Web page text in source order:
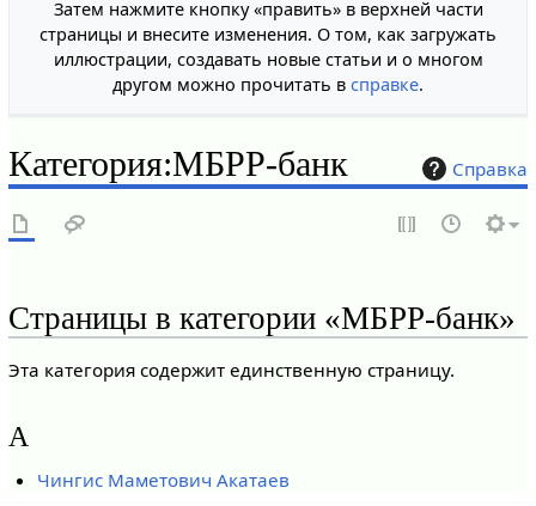
Затем нажмите кнопку «править» в верхней части
страницы и внесите изменения. О том, как загружать
иллюстрации, создавать новые статьи и о многом
другом можно прочитать в справке.
Справка
Категория:МБРР-банк
Страницы в категории «МБРР-банк»
Эта категория содержит единственную страницу.
А
Чингис Маметович Акатаев